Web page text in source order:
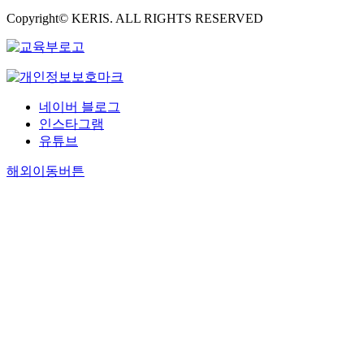
Copyright© KERIS. ALL RIGHTS RESERVED
네이버 블로그
인스타그램
유튜브
해외이동버튼